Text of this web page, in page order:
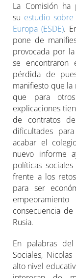
La Comisión
su estudio
Europa (ESDE).
pone de
provocada por
se encontraron
pérdida de
manifiesto que
que para
explicaciones
de contratos
dificultades
acabar el
nuevo informe
políticas
frente a los
para ser
consecuencia
Rusia.
En palabras
Sociales,
alto nivel